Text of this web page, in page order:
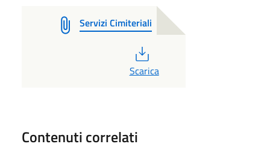
Servizi Cimiteriali
Scarica
Contenuti correlati